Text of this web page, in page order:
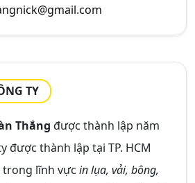
TY
Thắng được thành lập năm
được thành lập tại TP. HCM
lĩnh vực in lụa, vải, bông,